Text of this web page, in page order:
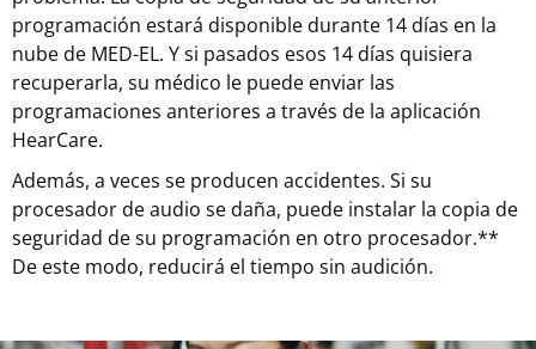
programación estará disponible durante 14 días en la
nube de MED-EL. Y si pasados esos 14 días quisiera
recuperarla, su médico le puede enviar las
programaciones anteriores a través de la aplicación
HearCare.
Además, a veces se producen accidentes. Si su
procesador de audio se daña, puede instalar la copia de
seguridad de su programación en otro procesador.**
De este modo, reducirá el tiempo sin audición.